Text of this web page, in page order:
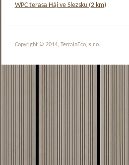
WPC terasa Háj ve Slezsku (2 km)
Copyright © 2014, TerrainEco, s.r.o.